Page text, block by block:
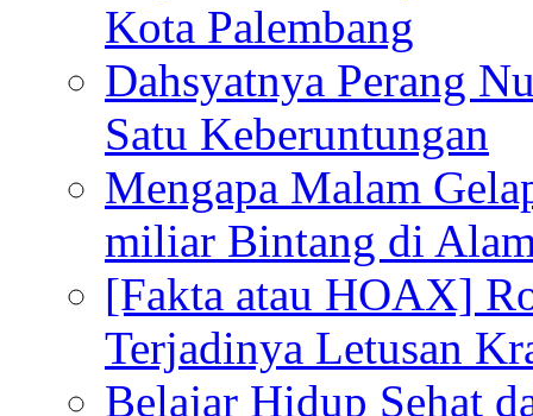
Kota Palembang
Dahsyatnya Perang
Satu Keberuntungan
Mengapa Malam
miliar Bintang di
[Fakta atau HOAX]
Terjadinya Letusan
Belajar Hidup Sehat